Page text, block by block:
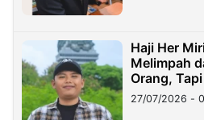
Haji Her
Melimpah
Orang,
27/07/2026 -